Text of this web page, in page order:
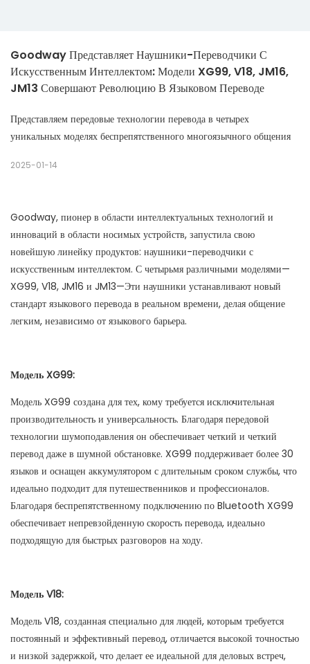
Goodway Представляет Наушники-Переводчики С
Искусственным Интеллектом: Модели XG99, V18, JM16,
JM13 Совершают Революцию В Языковом Переводе
Представляем передовые технологии перевода в четырех
уникальных моделях беспрепятственного многоязычного общения
2025-01-14
Goodway, пионер в области интеллектуальных технологий и
инноваций в области носимых устройств, запустила свою
новейшую линейку продуктов: наушники-переводчики с
искусственным интеллектом. С четырьмя различными моделями—
XG99, V18, JM16 и JM13—Эти наушники устанавливают новый
стандарт языкового перевода в реальном времени, делая общение
легким, независимо от языкового барьера.
Модель XG99:
Модель XG99 создана для тех, кому требуется исключительная
производительность и универсальность. Благодаря передовой
технологии шумоподавления он обеспечивает четкий и четкий
перевод даже в шумной обстановке. XG99 поддерживает более 30
языков и оснащен аккумулятором с длительным сроком службы, что
идеально подходит для путешественников и профессионалов.
Благодаря беспрепятственному подключению по Bluetooth XG99
обеспечивает непревзойденную скорость перевода, идеально
подходящую для быстрых разговоров на ходу.
Модель V18:
Модель V18, созданная специально для людей, которым требуется
постоянный и эффективный перевод, отличается высокой точностью
и низкой задержкой, что делает ее идеальной для деловых встреч,